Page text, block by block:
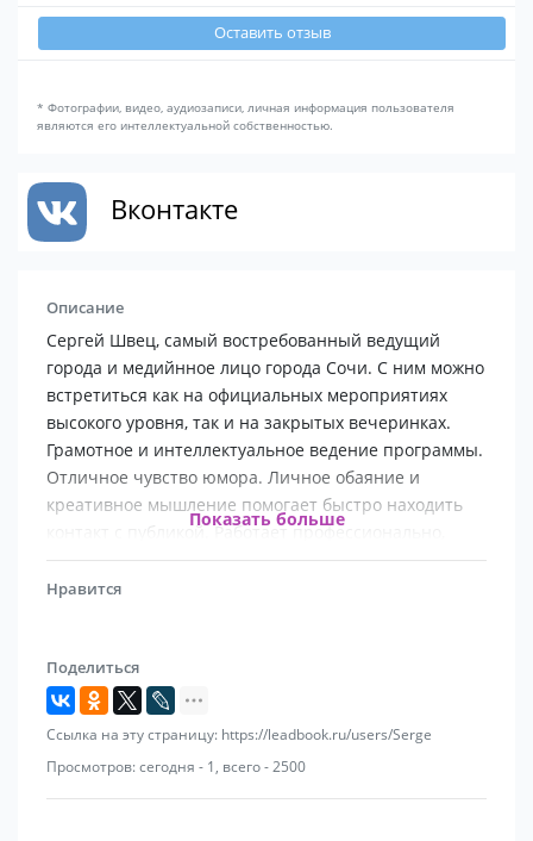
Оставить отзыв
* Фотографии, видео, аудиозаписи, личная информация пользователя
являются его интеллектуальной собственностью.
Вконтакте
Описание
Сергей Швец, самый востребованный ведущий
города и медийнное лицо города Сочи. С ним можно
встретиться как на официальных мероприятиях
высокого уровня, так и на закрытых вечеринках.
Грамотное и интеллектуальное ведение программы.
Отличное чувство юмора. Личное обаяние и
креативное мышление помогает быстро находить
контакт с публикой. Работает профессионально,
режиссер-сценарист с
высшим образованием, знает, как сделать шоу и что
программ. Является автором текстов для команд
КВН.
культуры Центрального района г. Сочи.
Как конферансье и ведущий работал на банкетах и
презентациях международного и
Показать больше
Нравится
Поделиться
Ссылка на эту страницу: https://leadbook.ru/users/Serge
Просмотров: сегодня - 1, всего - 2500